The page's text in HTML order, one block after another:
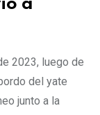
a
2023, luego de
del yate
junto a la